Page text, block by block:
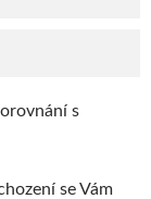
s
se Vám